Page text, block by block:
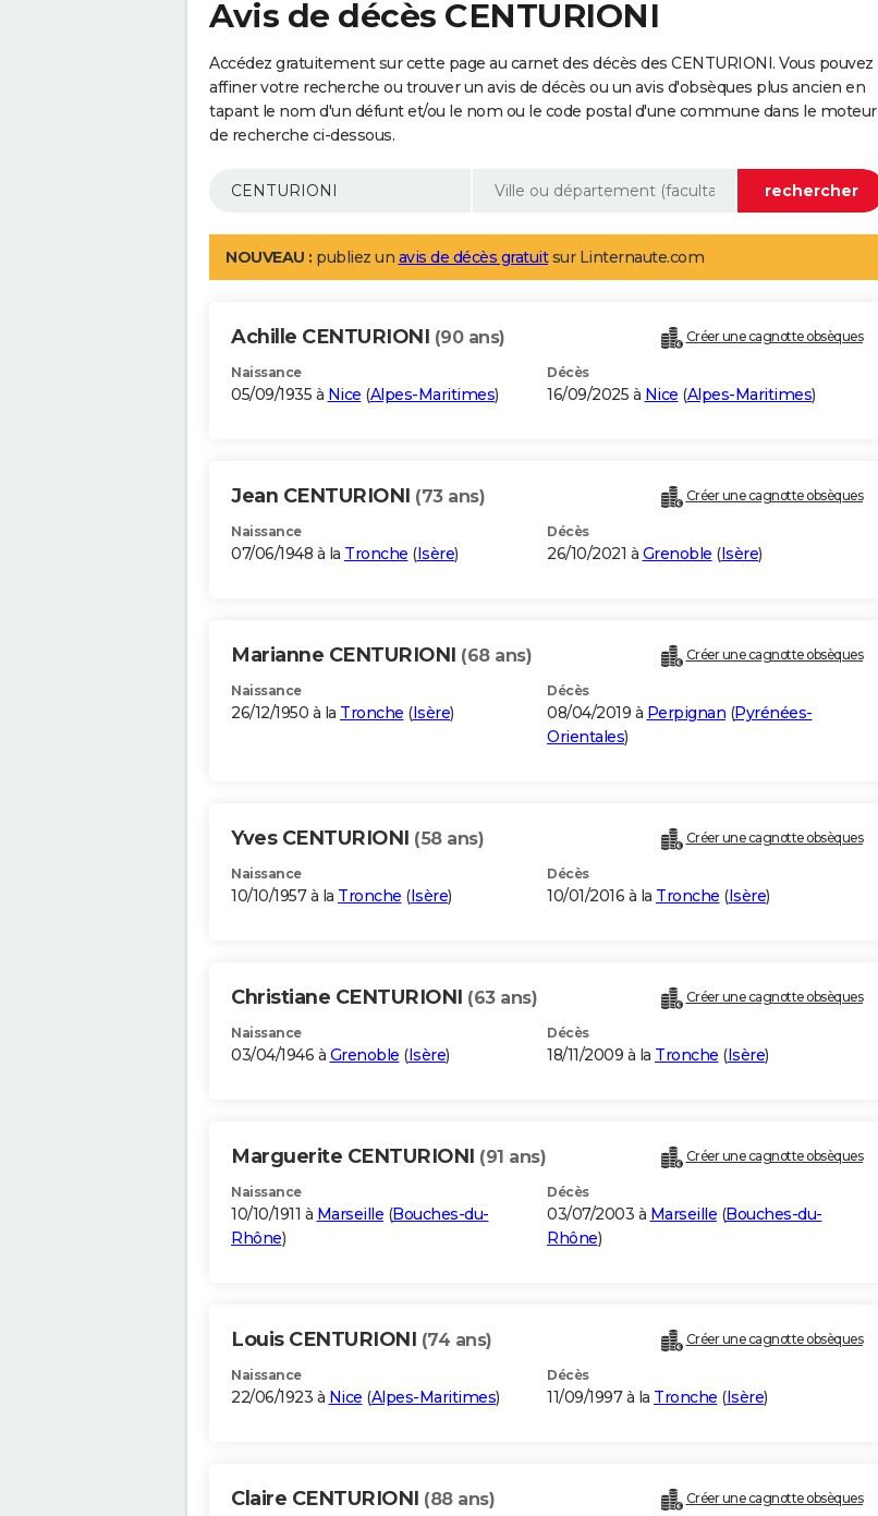
Avis de décès CENTURIONI
Accédez gratuitement sur cette page au carnet des décès des CENTURIONI. Vous pouvez
affiner votre recherche ou trouver un avis de décès ou un avis d'obsèques plus ancien en
tapant le nom d'un défunt et/ou le nom ou le code postal d'une commune dans le moteur
de recherche ci-dessous.
NOUVEAU : publiez un avis de décès gratuitsur Linternaute.com
Achille CENTURIONI (90 ans) Créer une cagnotte obsèques
Naissance
05/09/1935 à Nice (Alpes-Maritimes)
Décès
16/09/2025 à Nice (Alpes-Maritimes)
Jean CENTURIONI (73 ans) Créer une cagnotte obsèques
Naissance
07/06/1948 à la Tronche (Isère)
Décès
26/10/2021 à Grenoble (Isère)
Marianne CENTURIONI (68 ans) Créer une cagnotte obsèques
Naissance
26/12/1950 à la Tronche (Isère)
Décès
08/04/2019 à Perpignan (Pyrénées-
Orientales)
Yves CENTURIONI (58 ans) Créer une cagnotte obsèques
Naissance
10/10/1957 à la Tronche (Isère)
Décès
10/01/2016 à la Tronche (Isère)
Christiane CENTURIONI (63 ans) Créer une cagnotte obsèques
Naissance
03/04/1946 à Grenoble (Isère)
Décès
18/11/2009 à la Tronche (Isère)
Marguerite CENTURIONI (91 ans) Créer une cagnotte obsèques
Naissance
10/10/1911 à Marseille (Bouches-du-
Rhône)
Décès
03/07/2003 à Marseille (Bouches-du-
Rhône)
Louis CENTURIONI (74 ans) Créer une cagnotte obsèques
Naissance
22/06/1923 à Nice (Alpes-Maritimes)
Décès
11/09/1997 à la Tronche (Isère)
Claire CENTURIONI (88 ans) Créer une cagnotte obsèques